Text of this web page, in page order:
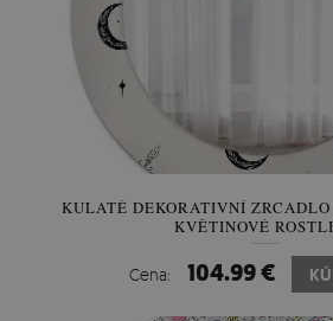
KULATÉ DEKORATIVNÍ
KVĚTINOVÉ
Cena: 104.99 €